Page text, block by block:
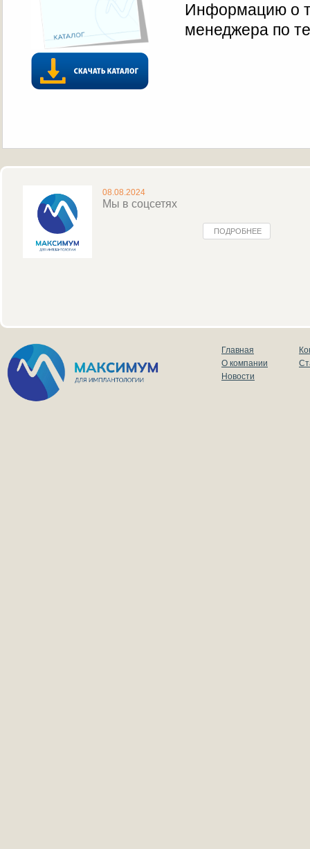
Информацию о
менеджера по
08.08.2024
Мы в соцсетях
ПОДРОБНЕЕ
Главная
О компании
Новости